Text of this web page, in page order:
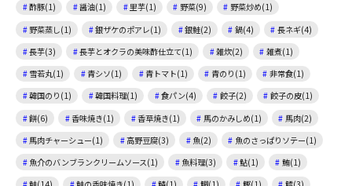
酢豚(1)
醤油(1) 里芋(1) 野菜(9)
野菜炒め(1)
野菜蒸し(1)
銀ザケのポアレ(1) 銀鮭(2) 鍋(4)
長ネギ(4)
長芋(3)
長芋とオクラの美味酢仕立て(1) 雑炊(2)
雑煮(1)
雪若丸(1)
青シソ(1) 青トマト(1) 青のり(1)
非常食(1)
韓国のり(1)
韓国料理(1) 食パン(4) 餃子(2)
餃子の皮(1)
餅(6)
香味焼き(1) 香草焼き(1) 馬のかみしめ(1)
馬肉(2)
馬肉チャーシュー(1)
高野豆腐(3) 魚(2)
魚のさっぱりソテー(1)
魚介のバンブランクリームソース(1)
魚料理(3) 鮎(1)
鮪(1)